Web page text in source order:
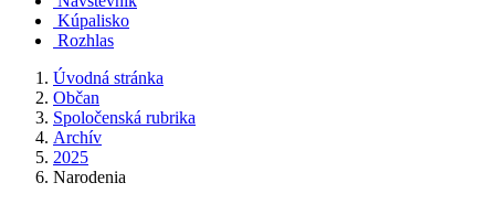
Kúpalisko
Rozhlas
Úvodná stránka
Občan
Spoločenská rubrika
Archív
2025
Narodenia